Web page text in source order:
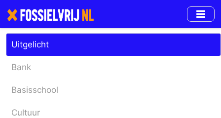
to
main
content
Uitgelicht
Bank
Basisschool
Cultuur